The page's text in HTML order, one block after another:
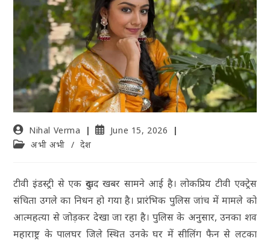
Nihal Verma
June 15, 2026
अभी अभी / देश
टीवी इंडस्ट्री से एक दुखद खबर सामने आई है। लोकप्रिय टीवी एक्ट्रेस
संचिता उगले का निधन हो गया है। प्रारंभिक पुलिस जांच में मामले को
आत्महत्या से जोड़कर देखा जा रहा है। पुलिस के अनुसार, उनका शव
महाराष्ट्र के पालघर जिले स्थित उनके घर में सीलिंग फैन से लटका